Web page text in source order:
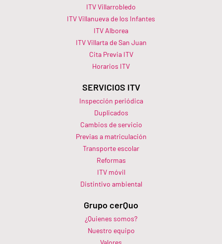
ITV Villarrobledo
ITV Villanueva de los Infantes
ITV Alborea
ITV Villarta de San Juan
Cita Previa ITV
Horarios ITV​
SERVICIOS ITV
Inspección periódica
Duplicados
Cambios de servicio
Previas a matriculación
Transporte escolar
Reformas
ITV móvil
Distintivo ambiental
Grupo cerQuo
¿Quienes somos?
Nuestro equipo